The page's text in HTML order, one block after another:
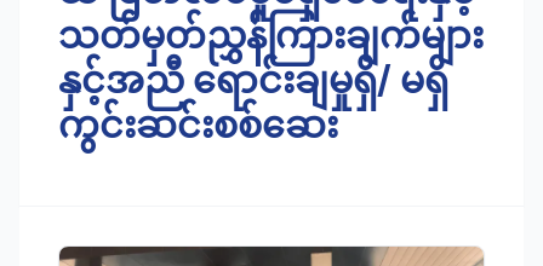
သတ်မှတ်ညွှန်ကြားချက်များ
နှင့်အညီ ရောင်းချမှုရှိ/ မရှိ
ကွင်းဆင်းစစ်ဆေး